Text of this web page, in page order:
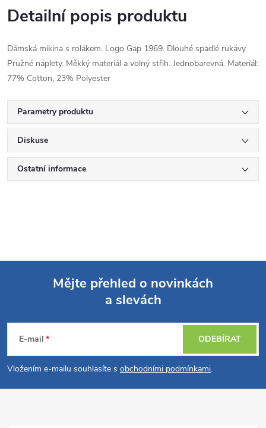
Detailní popis produktu
Dámská mikina s rolákem. Logo Gap 1969. Dlouhé spadlé rukávy.
Pružné náplety. Měkký materiál a volný střih. Jednobarevná. Materiál:
77% Cotton, 23% Polyester
Parametry produktu
Diskuse
Ostatní informace
p
a
Mějte přehled o novinkách
a slevách
E-mail
Vložením e-mailu souhlasíte s obchodními podmínkami.
ODEBÍRAT